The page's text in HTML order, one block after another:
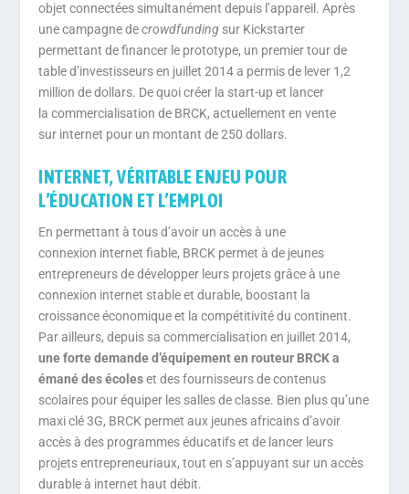
objet connectées simultanément depuis l’appareil. Après
une campagne decrowdfunding sur Kickstarter
permettant de financer le prototype, un premier tour de
table d’investisseurs en juillet 2014 a permis de lever 1,2
million de dollars. De quoi créer la start-up et lancer
la commercialisation de BRCK, actuellement en vente
sur internet pour un montant de 250 dollars.
INTERNET, VÉRITABLE ENJEU POUR
L’ÉDUCATION ET L’EMPLOI
En permettant à tous d’avoir un accès à une
connexion internet fiable, BRCK permet à de jeunes
entrepreneurs de développer leurs projets grâce à une
connexion internet stable et durable, boostant la
croissance économique et la compétitivité du continent.
Par ailleurs, depuis sa commercialisation en juillet 2014,
une forte demande d’équipement en routeur BRCK a
émané des écoleset des fournisseurs de contenus
scolaires pour équiper les salles de classe. Bien plus qu’une
maxi clé 3G, BRCK permet aux jeunes africains d’avoir
accès à des programmes éducatifs et de lancer leurs
projets entrepreneuriaux, tout en s’appuyant sur un accès
durable à internet haut débit.